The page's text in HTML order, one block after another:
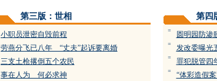
第三版：世相
小职员泄密自毁前程
劳燕分飞已八年 “丈夫”起诉要离婚
三支土枪撂倒五个农民
事在人为 何必求神
第四
= 圆明园防渗
= 发改委曝光
= 罪犯脱管
= “体彩造假